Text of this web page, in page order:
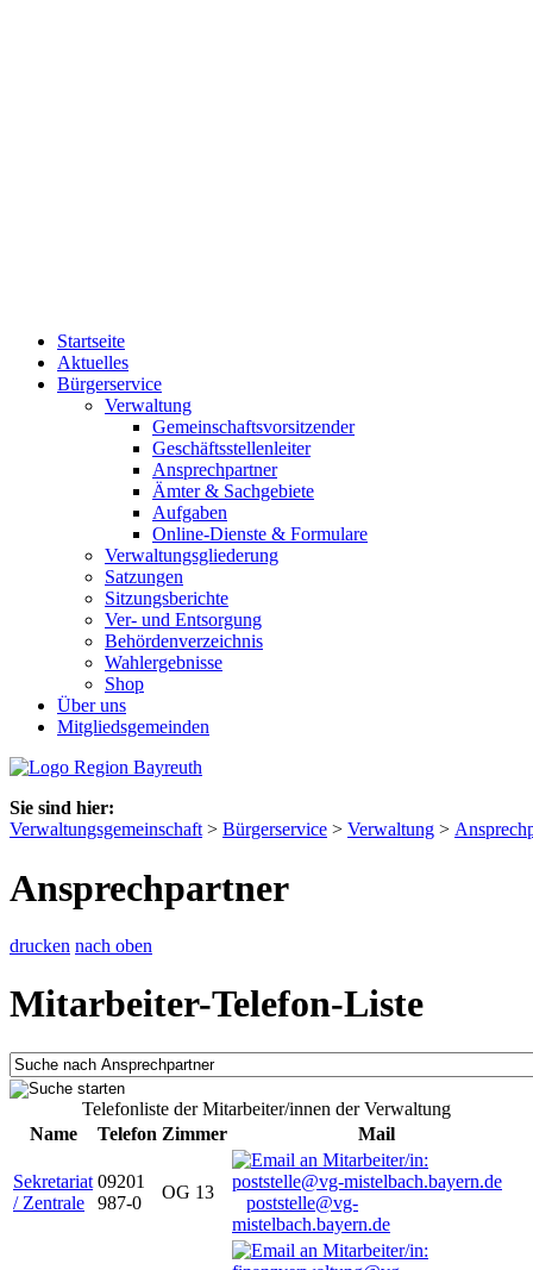
Startseite
Aktuelles
Bürgerservice
Verwaltung
Gemeinschaftsvorsitzender
Geschäftsstellenleiter
Ansprechpartner
Ämter & Sachgebiete
Aufgaben
Online-Dienste & Formulare
Verwaltungsgliederung
Satzungen
Sitzungsberichte
Ver- und Entsorgung
Behördenverzeichnis
Wahlergebnisse
Shop
Über uns
Mitgliedsgemeinden
Sie sind hier:
Verwaltungsgemeinschaft > Bürgerservice > Verwaltung >
Ansprechpartner
drucken nach oben
Mitarbeiter-Telefon-Liste
Telefonliste der Mitarbeiter/innen der Verwaltung
Name
Telefon Zimmer Mail
Sekretariat
/ Zentrale
09201
987-0
OG 13
poststelle@vg-
mistelbach.bayern.de